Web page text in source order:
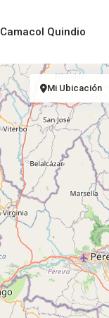
Camacol Quindio
Mi Ubicación